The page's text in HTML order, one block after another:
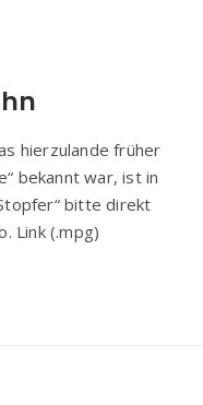
hierzulande früher
bekannt war, ist in
bitte direkt
Link (.mpg)